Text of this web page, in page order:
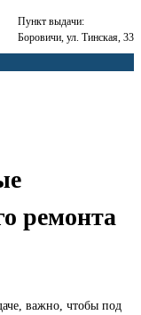
Пункт выдачи:
Боровичи, ул. Тинская, 33
ремонта
важно, чтобы под